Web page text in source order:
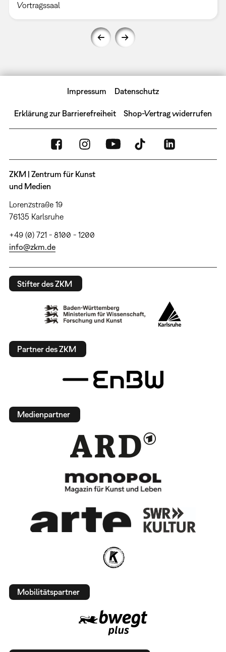
Vortragssaal
Impressum Datenschutz
Erklärung zur Barrierefreiheit Shop-Vertrag widerrufen
ZKM | Zentrum für Kunst
und Medien
Lorenzstraße 19
76135 Karlsruhe
+49 (0) 721 - 8100 - 1200
info@zkm.de
Stifter des ZKM
Partner des ZKM
Medienpartner
Mobilitätspartner